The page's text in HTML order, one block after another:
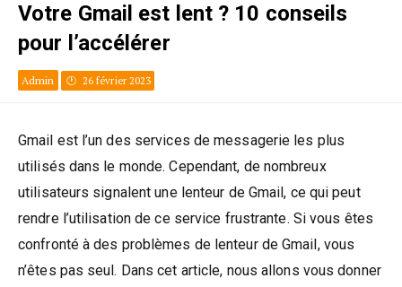
Votre Gmail est lent ? 10 conseils
pour l’accélérer
Admin 26 février 2023
Gmail est l’un des services de messagerie les plus
utilisés dans le monde. Cependant, de nombreux
utilisateurs signalent une lenteur de Gmail, ce qui peut
rendre l’utilisation de ce service frustrante. Si vous êtes
confronté à des problèmes de lenteur de Gmail, vous
n’êtes pas seul. Dans cet article, nous allons vous donner